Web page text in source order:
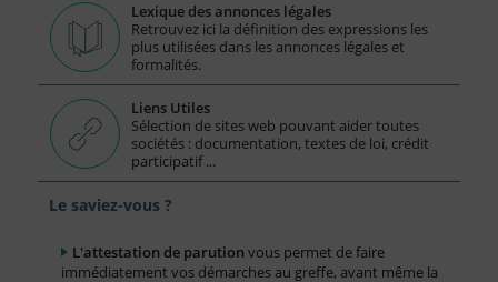
Lexique des annonces légales
Retrouvez ici la définition des expressions les
plus utilisées dans les annonces légales et
formalités.
Liens Utiles
Sélection de sites web pouvant aider toutes
sociétés : documentation, textes de loi, crédit
participatif ...
Le saviez-vous ?
L'attestation de parution vous permet de faire
immédiatement vos démarches au greffe, avant même la